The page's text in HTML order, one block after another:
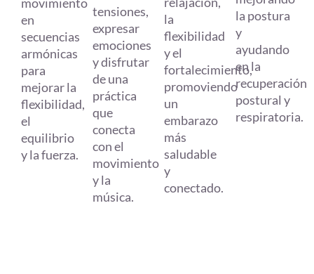
en
secuencias
armónicas
para
mejorar la
flexibilidad,
el
equilibrio
y la fuerza.
tensiones,
expresar
emociones
y disfrutar
de una
práctica
que
conecta
con el
movimiento
y la
música.
la
flexibilidad
y el
fortalecimiento,
promoviendo
un
embarazo
más
saludable
y
conectado.
la postura
y
ayudando
en la
recuperación
postural y
respiratoria.